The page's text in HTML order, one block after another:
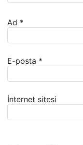
Ad *
E-posta *
İnternet sitesi